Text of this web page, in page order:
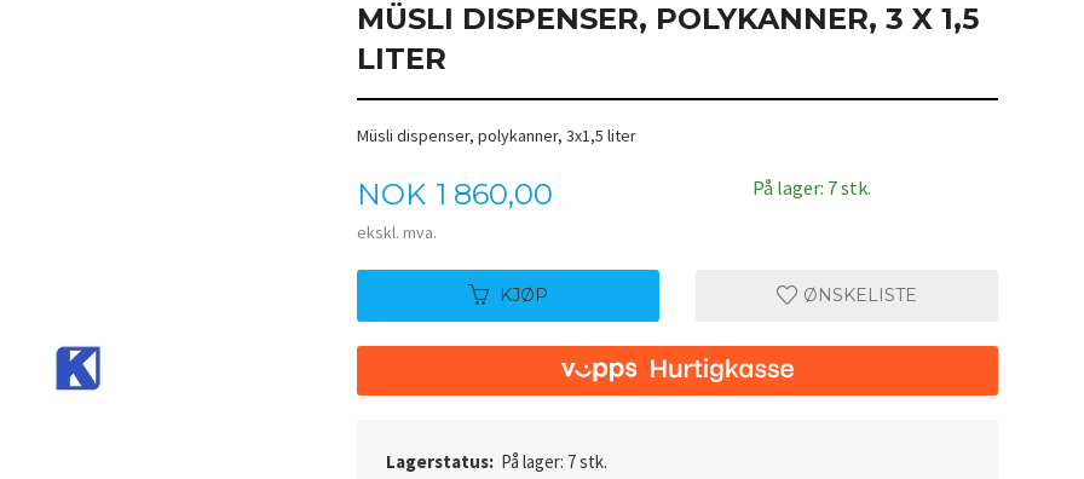
MÜSLI DISPENSER, POLYKANNER, 3 X 1,5
LITER
Müsli dispenser, polykanner, 3x1,5 liter
Pris
NOK 1 860,00
ekskl. mva.
På lager: 7 stk.
KJØP ØNSKELISTE
Lagerstatus: På lager: 7 stk.